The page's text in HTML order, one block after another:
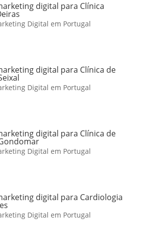
digital para Clínica
Digital em Portugal
digital para Clínica de
Digital em Portugal
digital para Clínica de
Digital em Portugal
digital para Cardiologia
Digital em Portugal